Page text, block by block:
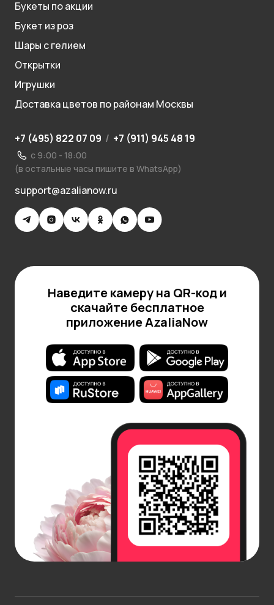
Букеты по акции
Букет из роз
Шары с гелием
Открытки
Игрушки
Доставка цветов по районам Москвы
+7 (495) 822 07 09 / +7 (911) 945 48 19
с 9:00 - 18:00
(в остальные часы пишите в WhatsApp)
support@azalianow.ru
Наведите камеру на QR-код и
скачайте бесплатное
приложение AzaliaNow